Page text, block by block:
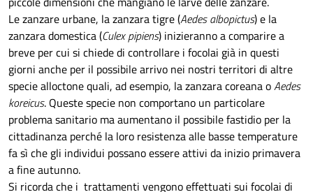
Le zanzare urbane, la zanzara tigre (Aedes albopictus) e la
zanzara domestica (Culex pipiens) inizieranno a comparire a
breve per cui si chiede di controllare i focolai già in questi
giorni anche per il possibile arrivo nei nostri territori di altre
specie alloctone quali, ad esempio, la zanzara coreana oAedes
koreicus. Queste specie non comportano un particolare
problema sanitario ma aumentano il possibile fastidio per la
cittadinanza perché la loro resistenza alle basse temperature
fa sì che gli individui possano essere attivi da inizio primavera
a fine autunno.
Si ricorda che i trattamenti vengono effettuati sui focolai di